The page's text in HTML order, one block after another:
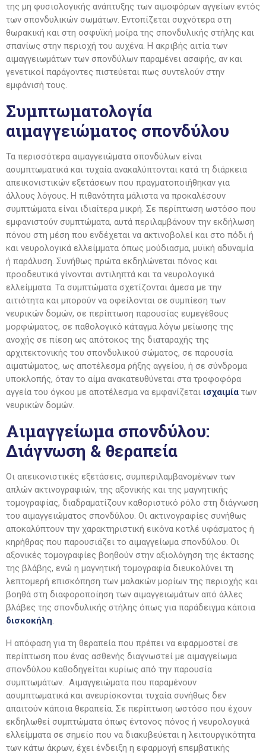
της μη φυσιολογικής ανάπτυξης των αιμοφόρων αγγείων εντός
των σπονδυλικών σωμάτων. Εντοπίζεται συχνότερα στη
θωρακική και στη οσφυϊκή μοίρα της σπονδυλικής στήλης και
σπανίως στην περιοχή του αυχένα. Η ακριβής αιτία των
αιμαγγειωμάτων των σπονδύλων παραμένει ασαφής, αν και
γενετικοί παράγοντες πιστεύεται πως συντελούν στην
εμφάνισή τους.
Συμπτωματολογία
αιμαγγειώματος σπονδύλου
Τα περισσότερα αιμαγγειώματα σπονδύλων είναι
ασυμπτωματικά και τυχαία ανακαλύπτονται κατά τη διάρκεια
απεικονιστικών εξετάσεων που πραγματοποιήθηκαν για
άλλους λόγους. Η πιθανότητα μάλιστα να προκαλέσουν
συμπτώματα είναι ιδιαίτερα μικρή. Σε περίπτωση ωστόσο που
εμφανιστούν συμπτώματα, αυτά περιλαμβάνουν την εκδήλωση
πόνου στη μέση που ενδέχεται να ακτινοβολεί και στο πόδι ή
και νευρολογικά ελλείμματα όπως μούδιασμα, μυϊκή αδυναμία
ή παράλυση. Συνήθως πρώτα εκδηλώνεται πόνος και
προοδευτικά γίνονται αντιληπτά και τα νευρολογικά
ελλείμματα. Τα συμπτώματα σχετίζονται άμεσα με την
αιτιότητα και μπορούν να οφείλονται σε συμπίεση των
νευρικών δομών, σε περίπτωση παρουσίας ευμεγέθους
μορφώματος, σε παθολογικό κάταγμα λόγω μείωσης της
ανοχής σε πίεση ως απότοκος της διαταραχής της
αρχιτεκτονικής του σπονδυλικού σώματος, σε παρουσία
αιματώματος, ως αποτέλεσμα ρήξης αγγείου, ή σε σύνδρομα
υποκλοπής, όταν το αίμα ανακατευθύνεται στα τροφοφόρα
αγγεία του όγκου με αποτέλεσμα να εμφανίζεται ισχαιμία των
νευρικών δομών.
Αιμαγγείωμα σπονδύλου:
Διάγνωση & θεραπεία
Οι απεικονιστικές εξετάσεις, συμπεριλαμβανομένων των
απλών ακτινογραφιών, της αξονικής και της μαγνητικής
τομογραφίας, διαδραματίζουν καθοριστικό ρόλο στη διάγνωση
του αιμαγγειώματος σπονδύλου. Οι ακτινογραφίες συνήθως
αποκαλύπτουν την χαρακτηριστική εικόνα κοτλέ υφάσματος ή
κηρήθρας που παρουσιάζει το αιμαγγείωμα σπονδύλου. Οι
αξονικές τομογραφίες βοηθούν στην αξιολόγηση της έκτασης
της βλάβης, ενώ η μαγνητική τομογραφία διευκολύνει τη
λεπτομερή επισκόπηση των μαλακών μορίων της περιοχής και
βοηθά στη διαφοροποίηση των αιμαγγειωμάτων από άλλες
βλάβες της σπονδυλικής στήλης όπως για παράδειγμα κάποια
δισκοκήλη.
Η απόφαση για τη θεραπεία που πρέπει να εφαρμοστεί σε
περίπτωση που ένας ασθενής διαγνωστεί με αιμαγγείωμα
σπονδύλου καθοδηγείται κυρίως από την παρουσία
συμπτωμάτων. Αιμαγγειώματα που παραμένουν
ασυμπτωματικά και ανευρίσκονται τυχαία συνήθως δεν
απαιτούν κάποια θεραπεία. Σε περίπτωση ωστόσο που έχουν
εκδηλωθεί συμπτώματα όπως έντονος πόνος ή νευρολογικά
ελλείμματα σε σημείο που να διακυβεύεται η λειτουργικότητα
των κάτω άκρων, έχει ένδειξη η εφαρμογή επεμβατικής